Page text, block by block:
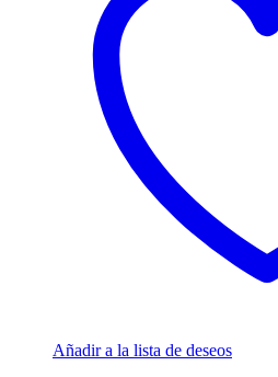
Añadir a la lista de deseos